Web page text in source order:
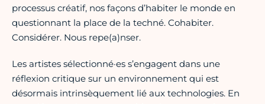
processus créatif, nos façons d’habiter le monde en
questionnant la place de la techné. Cohabiter.
Considérer. Nous repe(a)nser.
Les artistes sélectionné·es s’engagent dans une
réflexion critique sur un environnement qui est
désormais intrinsèquement lié aux technologies. En